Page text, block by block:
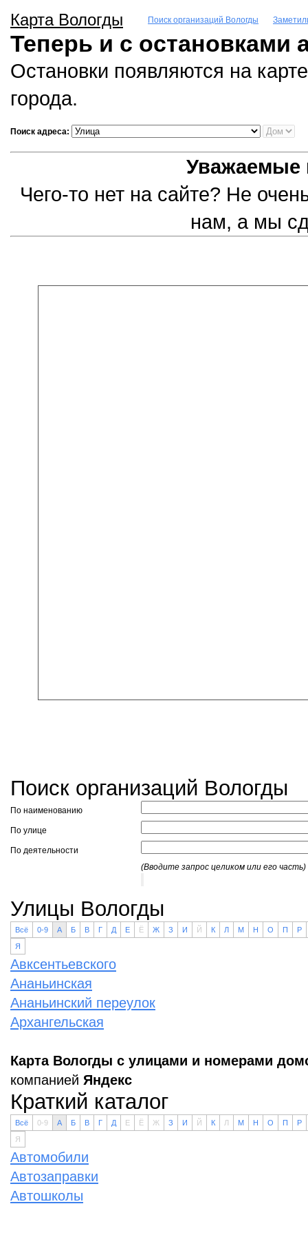
Карта Вологды Поиск организаций Вологды
Теперь и с остановками
Остановки появляются на
города.
Поиск адреса:
Уважаемые
Чего-то нет на сайте? Не
нам, а мы
Поиск организаций Вологды
По наименованию
По улице
По деятельности
(Вводите запрос целиком или его часть)
Улицы Вологды
Всё 0-9 А Б В Г Д Е Ё Ж З И Й К Л М Н О П
Р
Я
Авксентьевского
Ананьинская
Ананьинский переулок
Архангельская
Карта Вологды с улицами и номерами
компанией Яндекс
Краткий каталог
Всё 0-9 А Б В Г Д Е Ё Ж З И Й К Л М Н О П
Р
Я
Автомобили
Автозаправки
Автошколы